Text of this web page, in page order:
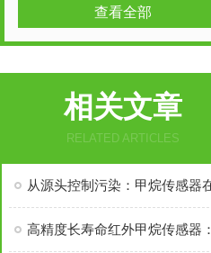
查看全部
相关文章
RELATED ARTICLES